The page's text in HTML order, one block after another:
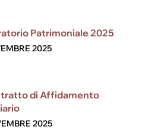
Patrimoniale 2025
2025
di Affidamento
2025